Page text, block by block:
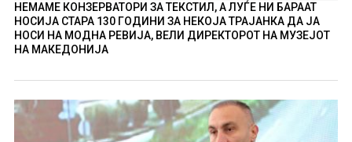
НЕМАМЕ КОНЗЕРВАТОРИ ЗА ТЕКСТИЛ, А ЛУЃЕ НИ БАРААТ
НОСИЈА СТАРА 130 ГОДИНИ ЗА НЕКОЈА ТРАЈАНКА ДА ЈА
НОСИ НА МОДНА РЕВИЈА, ВЕЛИ ДИРЕКТОРОТ НА МУЗЕЈОТ
НА МАКЕДОНИЈА